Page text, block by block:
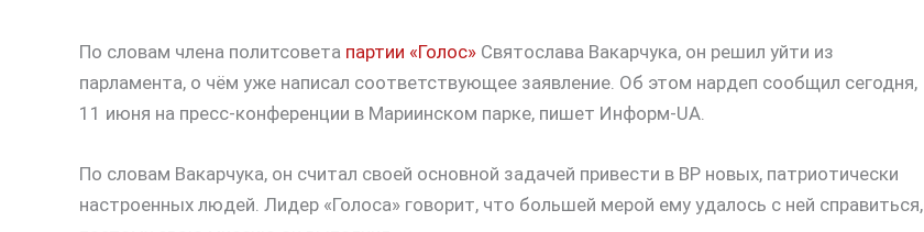
По словам члена политсовета партии «Голос» Святослава Вакарчука, он решил уйти из
парламента, о чём уже написал соответствующее заявление. Об этом нардеп сообщил сегодня,
11 июня на пресс-конференции в Мариинском парке, пишет Информ-UA.
По словам Вакарчука, он считал своей основной задачей привести в ВР новых, патриотически
настроенных людей. Лидер «Голоса» говорит, что большей мерой ему удалось с ней справиться,